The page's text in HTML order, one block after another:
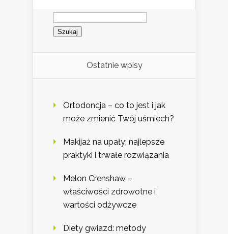
Szukaj:
Ostatnie wpisy
Ortodoncja – co to jest i jak
może zmienić Twój uśmiech?
Makijaż na upały: najlepsze
praktyki i trwałe rozwiązania
Melon Crenshaw –
właściwości zdrowotne i
wartości odżywcze
Diety gwiazd: metody